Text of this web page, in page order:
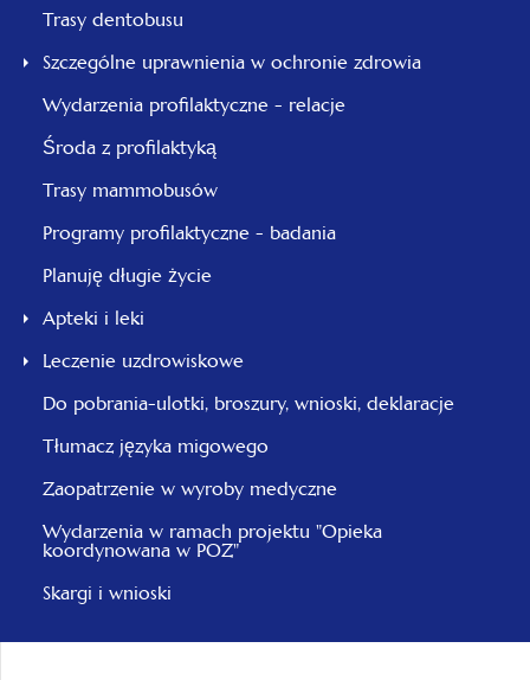
Trasy dentobusu
Szczególne uprawnienia w ochronie zdrowia
Wydarzenia profilaktyczne - relacje
Środa z profilaktyką
Trasy mammobusów
Programy profilaktyczne - badania
Planuję długie życie
Apteki i leki
Leczenie uzdrowiskowe
Do pobrania-ulotki, broszury, wnioski, deklaracje
Tłumacz języka migowego
Zaopatrzenie w wyroby medyczne
Wydarzenia w ramach projektu "Opieka
koordynowana w POZ"
Skargi i wnioski